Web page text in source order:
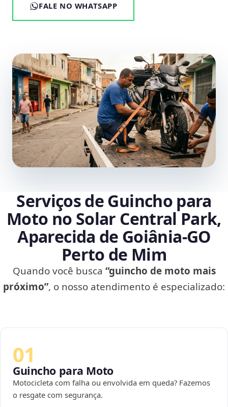
FALE NO WHATSAPP
Serviços de Guincho para
Moto no Solar Central Park,
Aparecida de Goiânia‑GO
Perto de Mim
Quando você busca “guincho de moto mais
próximo”, o nosso atendimento é especializado:
01
Guincho para Moto
Motocicleta com falha ou envolvida em queda? Fazemos
o resgate com segurança.